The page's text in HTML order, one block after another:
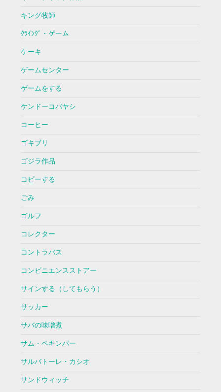
キング牧師
ｸﾗｲﾝｸﾞ・ゲーム
ケーキ
ゲームセンター
ゲームをする
ケンドーコバヤシ
コーヒー
ゴキブリ
ゴジラ作品
コピーする
ごみ
ゴルフ
コレクター
コントラバス
コンビニエンスストアー
サインする（してもらう）
サッカー
サバの味噌煮
サム・ペキンパー
サルバトーレ・カシオ
サンドウィッチ